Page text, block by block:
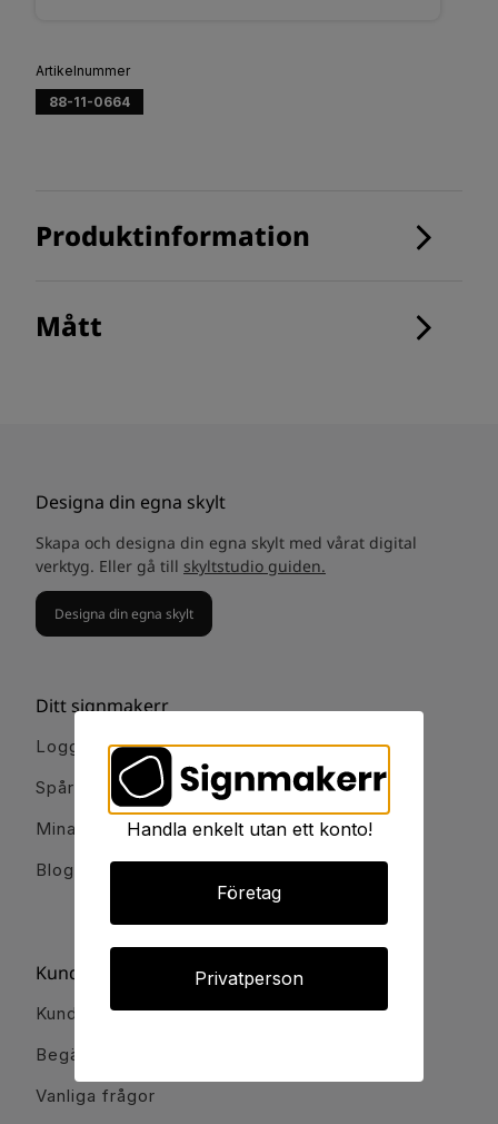
Artikelnummer
88-11-0664
Produktinformation
Mått
Designa din egna skylt
Skapa och designa din egna skylt med vårat digital
verktyg. Eller gå till skyltstudio guiden.
Designa din egna skylt
Ditt signmakerr
Logga in
Spåra order
Mina favoriter
Blogg och guider
Kundservice
Kundservice
Begär offert
Vanliga frågor
Handla enkelt utan ett konto!
Företag
Privatperson